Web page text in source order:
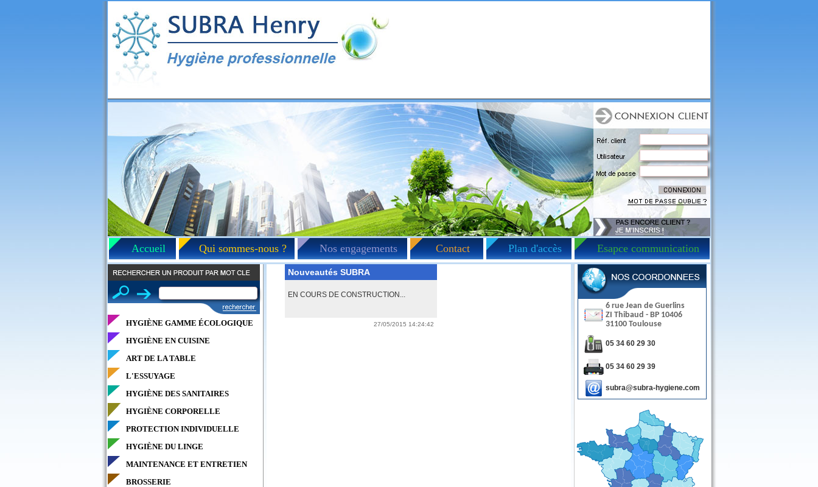
Accueil Qui sommes-nous ? Nos engagements Contact Plan d'accès Esapce communication
HYGIÈNE GAMME ÉCOLOGIQUE
HYGIÈNE EN CUISINE
ART DE LA TABLE
L'ESSUYAGE
HYGIÈNE DES SANITAIRES
HYGIÈNE CORPORELLE
PROTECTION INDIVIDUELLE
HYGIÈNE DU LINGE
MAINTENANCE ET ENTRETIEN
BROSSERIE
Nouveautés SUBRA
EN COURS DE CONSTRUCTION...
27/05/2015 14:24:42
6 rue Jean de Guerlins
ZI Thibaud - BP 10406
31100 Toulouse
05 34 60 29 30
05 34 60 29 39
subra@subra-hygiene.com